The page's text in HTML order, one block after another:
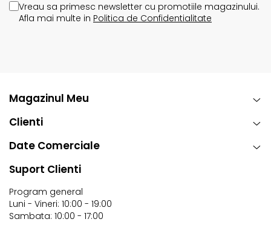
Vreau sa primesc newsletter cu promotiile magazinului.
Afla mai multe in Politica de Confidentialitate
Magazinul Meu
Clienti
Date Comerciale
Suport Clienti
Program general
Luni - Vineri: 10:00 - 19:00
Sambata: 10:00 - 17:00